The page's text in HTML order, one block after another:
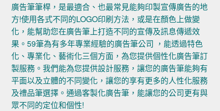
廣告筆筆桿，是最適合、也最常見能夠印製宣傳廣告的地
方!使用各式不同的LOGO印刷方法，或是在顏色上做變
化，能幫助您在廣告筆上打造不同的宣傳及訊息傳遞效
果。59筆為有多年專業經驗的廣告筆公司 ，能透過特色
化、專業化、藝術化三個方面，為您提供個性化廣告筆訂
製服務。我們能為您提供設計服務，讓您的廣告筆能夠有
平面以及立體的不同變化，讓您的享有更多的人性化服務
及禮品筆選擇。通過客製化廣告筆，能讓您的公司更有與
眾不同的定位和個性!